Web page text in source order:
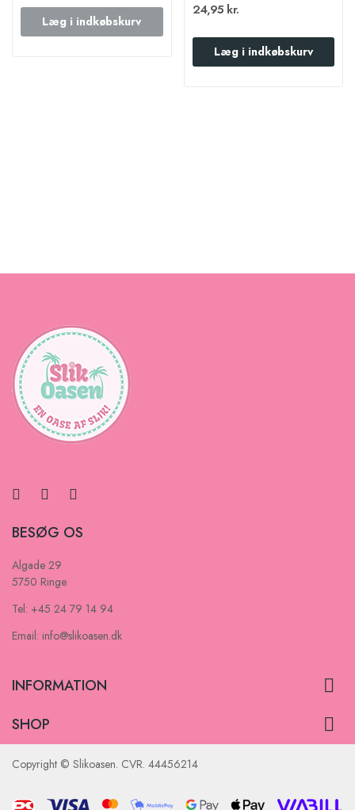
Læg i indkøbskurv
24,95 kr.
Læg i indkøbskurv
BESØG OS
Algade 29
5750 Ringe
Tel: +45 24 79 14 94
Email: info@slikoasen.dk
INFORMATION 
SHOP 
Copyright © Slikoasen. CVR. 44456214